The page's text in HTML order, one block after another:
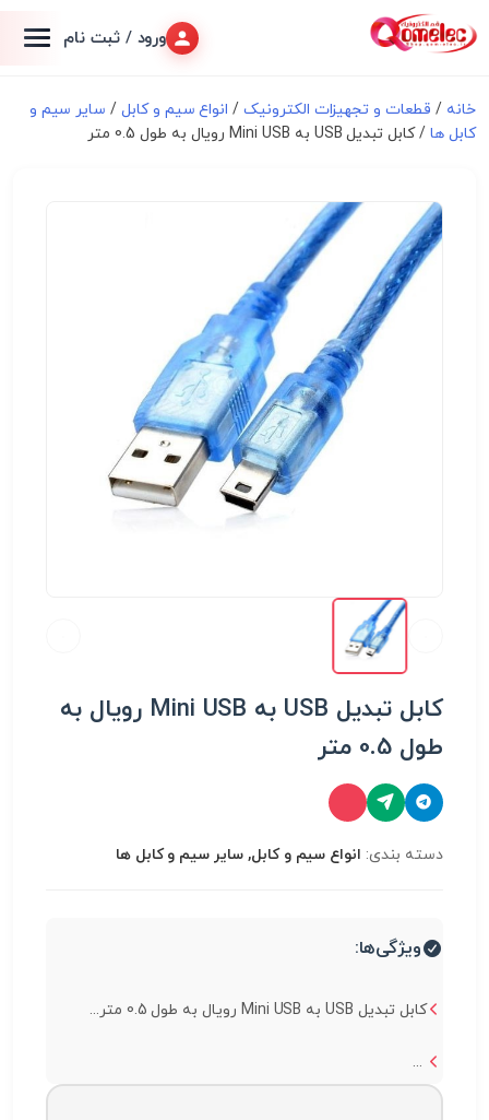
ورود / ثبت نام
خانه / قطعات و تجهیزات الکترونیک/ انواع سیم و کابل/ سایر سیم و
کابل ها / کابل تبدیل USB به Mini USB رویال به طول 0.5 متر
کابل تبدیل USB به Mini USB رویال به
طول 0.5 متر
دسته بندی: انواع سیم و کابل, سایر سیم و کابل ها
ویژگی‌ها:
کابل تبدیل USB به Mini USB رویال به طول 0.5 متر...
...